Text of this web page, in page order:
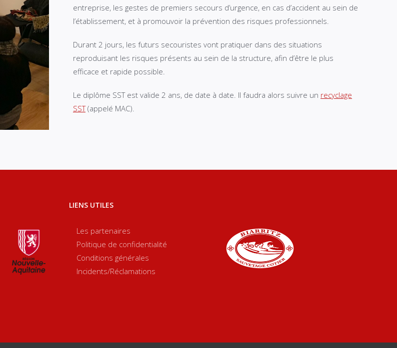
entreprise, les gestes de premiers secours d’urgence, en cas d’accident au sein de
l’établissement, et à promouvoir la prévention des risques professionnels.
Durant 2 jours, les futurs secouristes vont pratiquer dans des situations
reproduisant les risques présents au sein de la structure, afin d’être le plus
efficace et rapide possible.
Le diplôme SST est valide 2 ans, de date à date. Il faudra alors suivre un recyclage
SST(appelé MAC).
LIENS UTILES
Les partenaires
Politique de confidentialité
Conditions générales
Incidents/Réclamations